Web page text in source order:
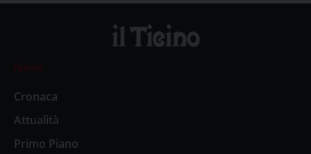
News
Cronaca
Attualità
Primo Piano